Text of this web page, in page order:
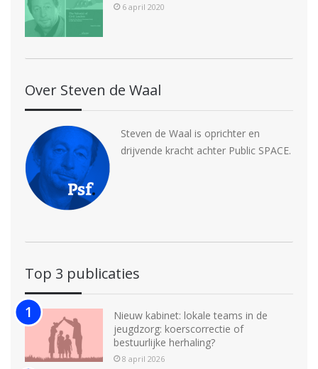
6 april 2020
Over Steven de Waal
Steven de Waal is oprichter en
drijvende kracht achter Public SPACE.
Top 3 publicaties
Nieuw kabinet: lokale teams in de
jeugdzorg: koerscorrectie of
bestuurlijke herhaling?
8 april 2026